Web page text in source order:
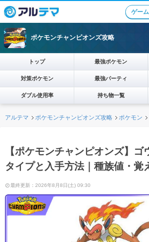
ゲー
ポケモンチャンピオンズ攻略
トップ 最強ポケモン
対策ポケモン 最強パーティ
ダブル使用率 持ち物一覧
アルテマ ポケモンチャンピオンズ攻略 ポケモン
【ポケモンチャンピオンズ】ゴ
タイプと入手方法｜種族値・覚
最終更新：2026年8月8日(土) 09:30